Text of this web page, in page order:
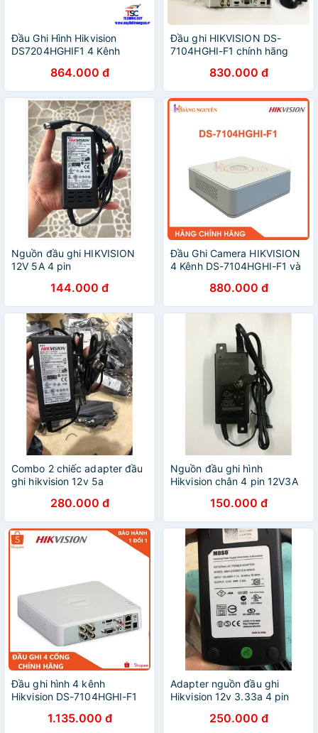
Đầu Ghi Hình Hikvision
DS7204HGHIF1 4 Kênh
864.000 đ
Đầu ghi HIKVISION DS-
7104HGHI-F1 chính hãng
830.000 đ
Nguồn đầu ghi HIKVISION
12V 5A 4 pin
144.000 đ
Đầu Ghi Camera HIKVISION
4 Kênh DS-7104HGHI-F1 và
8 kênh DS-7108HGHI-F1 -
Hàng Chính Hãng
880.000 đ
Combo 2 chiếc adapter đầu
ghi hikvision 12v 5a
280.000 đ
Nguồn đầu ghi hình
Hikvision chân 4 pin 12V3A
150.000 đ
Đầu ghi hình 4 kênh
Hikvision DS-7104HGHI-F1
1.135.000 đ
Adapter nguồn đầu ghi
Hikvision 12v 3.33a 4 pin
250.000 đ